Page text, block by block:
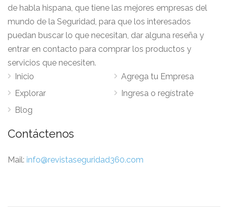
de habla hispana, que tiene las mejores empresas del
mundo de la Seguridad, para que los interesados
puedan buscar lo que necesitan, dar alguna reseña y
entrar en contacto para comprar los productos y
servicios que necesiten.
Inicio
Explorar
Blog
Agrega tu Empresa
Ingresa o regístrate
Contáctenos
Mail: info@revistaseguridad360.com